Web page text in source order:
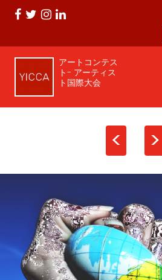
アートコンテス
ト- アーティス
ト国際大会
< >